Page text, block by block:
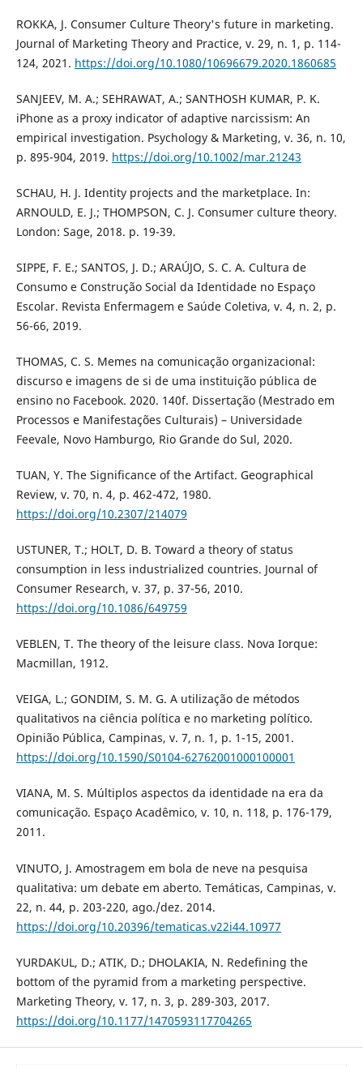
ROKKA, J. Consumer Culture Theory's future in marketing.
Journal of Marketing Theory and Practice, v. 29, n. 1, p. 114-
124, 2021. https://doi.org/10.1080/10696679.2020.1860685
SANJEEV, M. A.; SEHRAWAT, A.; SANTHOSH KUMAR, P. K.
iPhone as a proxy indicator of adaptive narcissism: An
empirical investigation. Psychology & Marketing, v. 36, n. 10,
p. 895-904, 2019. https://doi.org/10.1002/mar.21243
SCHAU, H. J. Identity projects and the marketplace. In:
ARNOULD, E. J.; THOMPSON, C. J. Consumer culture theory.
London: Sage, 2018. p. 19-39.
SIPPE, F. E.; SANTOS, J. D.; ARAÚJO, S. C. A. Cultura de
Consumo e Construção Social da Identidade no Espaço
Escolar. Revista Enfermagem e Saúde Coletiva, v. 4, n. 2, p.
56-66, 2019.
THOMAS, C. S. Memes na comunicação organizacional:
discurso e imagens de si de uma instituição pública de
ensino no Facebook. 2020. 140f. Dissertação (Mestrado em
Processos e Manifestações Culturais) – Universidade
Feevale, Novo Hamburgo, Rio Grande do Sul, 2020.
TUAN, Y. The Significance of the Artifact. Geographical
Review, v. 70, n. 4, p. 462-472, 1980.
https://doi.org/10.2307/214079
USTUNER, T.; HOLT, D. B. Toward a theory of status
consumption in less industrialized countries. Journal of
Consumer Research, v. 37, p. 37-56, 2010.
https://doi.org/10.1086/649759
VEBLEN, T. The theory of the leisure class. Nova Iorque:
Macmillan, 1912.
VEIGA, L.; GONDIM, S. M. G. A utilização de métodos
qualitativos na ciência política e no marketing político.
Opinião Pública, Campinas, v. 7, n. 1, p. 1-15, 2001.
https://doi.org/10.1590/S0104-62762001000100001
VIANA, M. S. Múltiplos aspectos da identidade na era da
comunicação. Espaço Acadêmico, v. 10, n. 118, p. 176-179,
2011.
VINUTO, J. Amostragem em bola de neve na pesquisa
qualitativa: um debate em aberto. Temáticas, Campinas, v.
22, n. 44, p. 203-220, ago./dez. 2014.
https://doi.org/10.20396/tematicas.v22i44.10977
YURDAKUL, D.; ATIK, D.; DHOLAKIA, N. Redefining the
bottom of the pyramid from a marketing perspective.
Marketing Theory, v. 17, n. 3, p. 289-303, 2017.
https://doi.org/10.1177/1470593117704265